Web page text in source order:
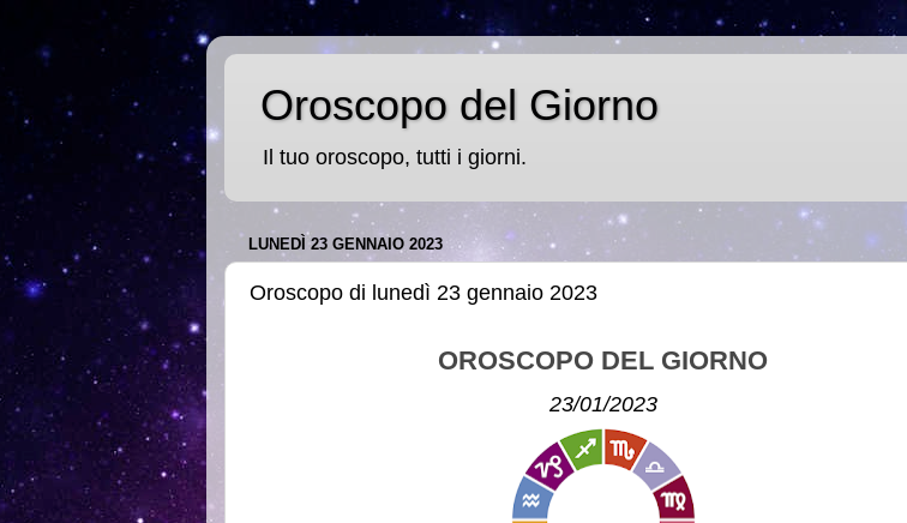
Oroscopo del Giorno
Il tuo oroscopo, tutti i giorni.
LUNEDÌ 23 GENNAIO 2023
Oroscopo di lunedì 23 gennaio 2023
OROSCOPO DEL GIORNO
23/01/2023